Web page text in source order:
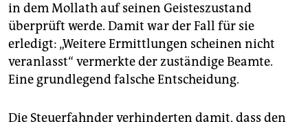
in dem Mollath auf seinen Geisteszustand
überprüft werde. Damit war der Fall für sie
erledigt: „Weitere Ermittlungen scheinen nicht
veranlasst“ vermerkte der zuständige Beamte.
Eine grundlegend falsche Entscheidung.
Die Steuerfahnder verhinderten damit, dass den